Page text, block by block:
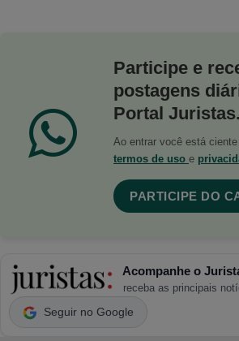
Participe e
postagens
Portal Juristas.
Ao entrar você está
termos de uso e
PARTICIPE DO
Acompanhe o
receba as principais
Seguir no Google